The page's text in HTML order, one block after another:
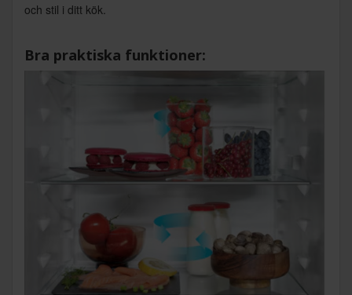
och stil i ditt kök.
Bra praktiska funktioner: